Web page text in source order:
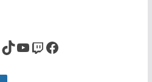
TikTok YouTube Twitch Facebook